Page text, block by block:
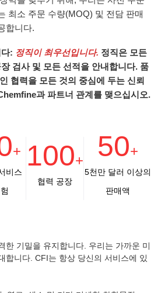
최소 주문 수량(MOQ) 및 전담 판매
합니다.
: 정직이 최우선입니다. 정직은 모든
검사 및 모든 선적을 안내합니다. 품
협력을 모든 것의 중심에 두는 신뢰
과 파트너 관계를 맺으십시오.
+
비스
100+
협력 공장
50+
5천만 달러 이상의
판매액
한 기밀을 유지합니다. 우리는 가까운 미
합니다. CFI는 항상 당신의 서비스에 있